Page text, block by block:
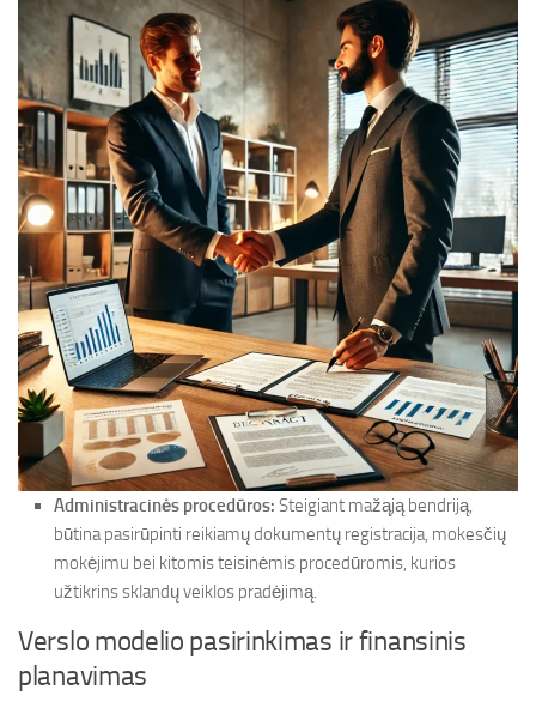
Administracinės procedūros: Steigiant mažąją bendriją,
būtina pasirūpinti reikiamų dokumentų registracija, mokesčių
mokėjimu bei kitomis teisinėmis procedūromis, kurios
užtikrins sklandų veiklos pradėjimą.
Verslo modelio pasirinkimas ir finansinis
planavimas